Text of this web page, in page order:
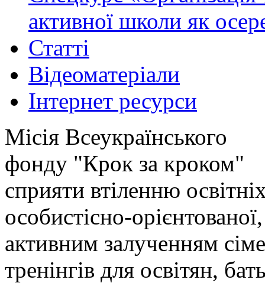
активної школи як
Статті
Відеоматеріали
Інтернет ресурси
Місія Всеукраїнського
фонду "Крок за кроком"
сприяти втіленню
особистісно-
активним залученням
тренінгів для освітян,